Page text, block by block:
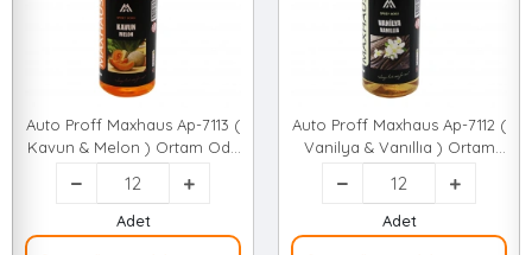
Auto Proff Maxhaus Ap-7113 (
Kavun & Melon ) Ortam Oda
Kokusu Sprey 400ml ( Plastik
Şişe )*12=k
Adet
Auto Proff Maxhaus Ap-7112 (
Vanilya & Vanıllıa ) Ortam
Oda Kokusu Sprey 400ml (
Plastik Şişe )*12=k
Adet